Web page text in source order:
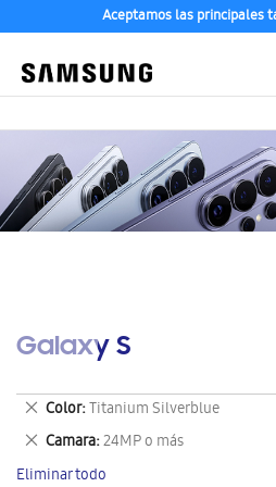
Aceptamos las principales
Galaxy S
Color Titanium Silverblue
Eliminar
este
artículo
Camara 24MP o más
Eliminar
este
Eliminar todo